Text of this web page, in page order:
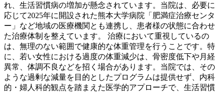
れ、生活習慣病の増加が懸念されています。当院は、必要に
応じて2025年に開設された熊本大学病院「肥満症治療センタ
ー」など地域の医療機関とも連携し、患者様の状態に合わせ
た治療体制を整えています。 治療において重視しているの
は、無理のない範囲で健康的な体重管理を行うことです。特
に、若い女性における過度の体重減少は、骨密度低下や月経
異常、体調不良などを招く場合があります。当院では、その
ような過剰な減量を目的としたプログラムは提供せず、内科
的・婦人科的観点を踏まえた医学的アプローチで、生活習慣